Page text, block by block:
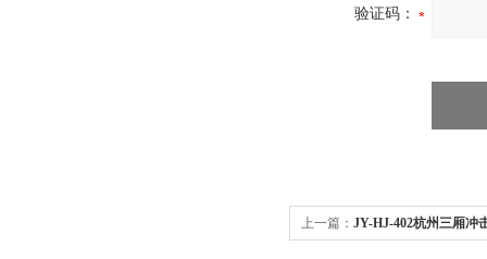
验证码：
上一篇： JY-HJ-402杭州三厢冲